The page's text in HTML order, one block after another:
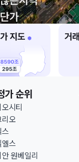
가 순위
시티
리오
스
엘스
원베일리